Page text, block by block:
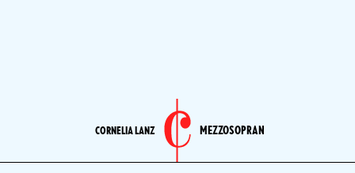
CORNELIA LANZ MEZZOSOPRAN